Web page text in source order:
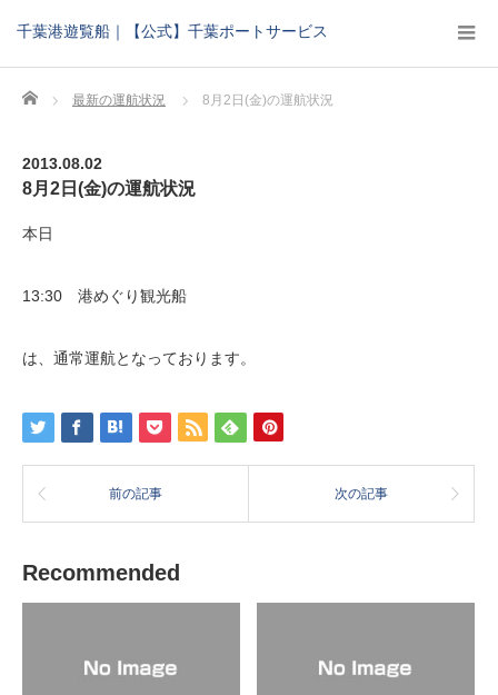
千葉港遊覧船｜【公式】千葉ポートサービス
Home 最新の運航状況 8月2日(金)の運航状況
2013.08.02
8月2日(金)の運航状況
本日
13:30 港めぐり観光船
は、通常運航となっております。
前の記事 次の記事
Recommended